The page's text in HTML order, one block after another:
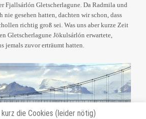
Fjallsárlón Gletscherlagune. Da Radmila und
nie gesehen hatten, dachten wir schon, dass
richtig groß sei. Was uns aber kurze Zeit
Gletscherlagune Jökulsárlón erwartete,
jemals zuvor erträumt hatten.
kurz die Cookies (leider nötig)